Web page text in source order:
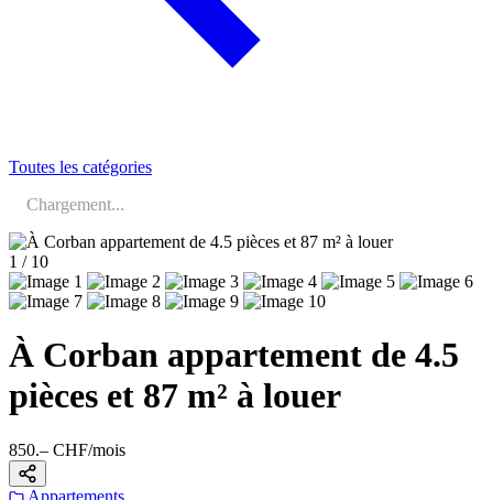
Toutes les catégories
Chargement...
1 / 10
À Corban appartement de 4.5
pièces et 87 m² à louer
850.– CHF/mois
Appartements